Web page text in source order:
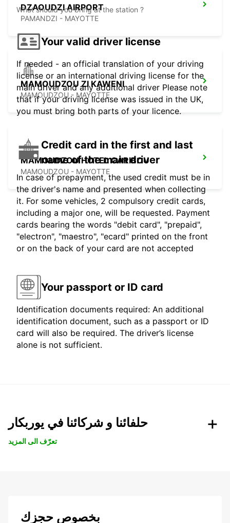
DZAOUDZI AIRPORT
PAMANDZI - MAYOTTE
MAMOUDZOU ZI KAWENI
MAMOUDZOU - MAYOTTE
MAMOUDZOU HOTEL CARIBOU
MAMOUDZOU - MAYOTTE
What should you bring at the station ?
Your valid driver license
If needed - an official translation of your driving
license or an international driving license for the
main driver and any additional driver Please note
that if your driving license was issued in the UK,
you must bring both parts of your licence.
Credit card in the first and last
name of the main driver
In case of prepayment, the used credit must be in
the driver's name and presented when collecting
it. For some vehicles, 2 compulsory credit cards,
including a major one, will be requested. Payment
cards bearing the words "debit card", "prepaid",
"electron", "maestro", "ecard" printed on the front
or on the back of your card are not accepted
Your passport or ID card
Identification documents required: An additional
identification document, such as a passport or ID
card will also be required. The driver’s license
alone is not sufficient.
حلفائنا و شركائنا في يوربكار
تعرّف الى المزيد
بخصوص حجزك